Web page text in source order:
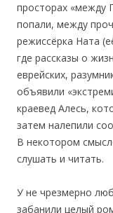
просторах «между
попали, между
режиссёрка Ната
где рассказы о
еврейских,
объявили
краевед Алесь,
затем налепили
В некотором
слушать и читать.
У не чрезмерно
забанили целый